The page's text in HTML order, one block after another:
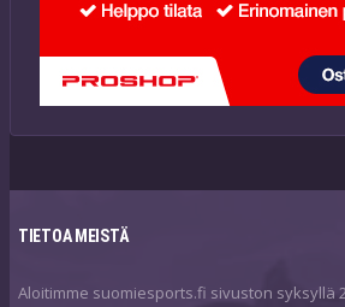
TIETOA MEISTÄ
Aloitimme suomiesports.fi sivuston syksyllä